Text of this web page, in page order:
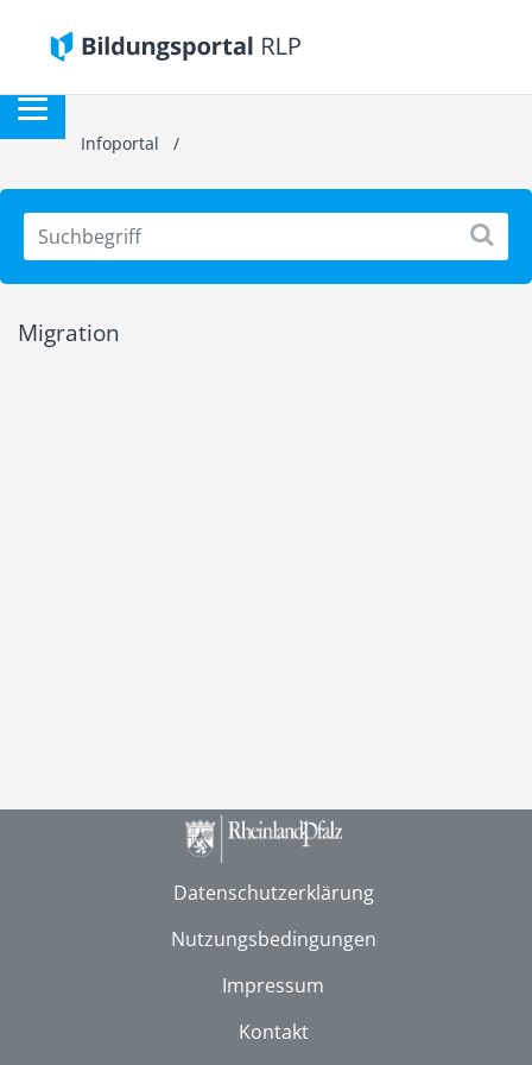
Infoportal /
Migration
Datenschutzerklärung
Nutzungsbedingungen
Impressum
Kontakt